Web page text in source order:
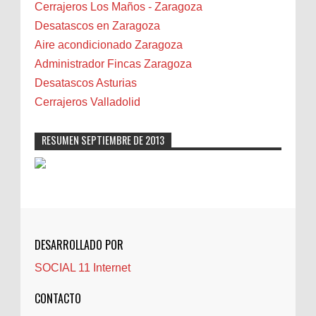
Bilbao
Biota
Camareta
Cáncer
Carmela Sauras
Carnavales
Castellón
Cerrajeros
Cocinas
Comentarios de la afición
Controller Zaragoza
Cerrajeros Los Maños - Zaragoza
Desatascos en Zaragoza
Aire acondicionado Zaragoza
Administrador Fincas Zaragoza
Desatascos Asturias
Cerrajeros Valladolid
RESUMEN SEPTIEMBRE DE 2013
DESARROLLADO POR
SOCIAL 11 Internet
CONTACTO